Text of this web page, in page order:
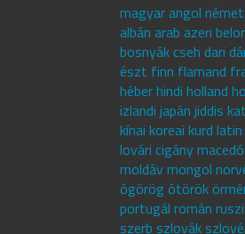
magyar angol
albán arab azeri
bosnyák cseh dari
észt finn flamand
héber hindi holland
izlandi japán jiddis
kínai koreai kurd
lovári cigány
moldáv mongol
ógörög ótörök
portugál román
szerb szlovák